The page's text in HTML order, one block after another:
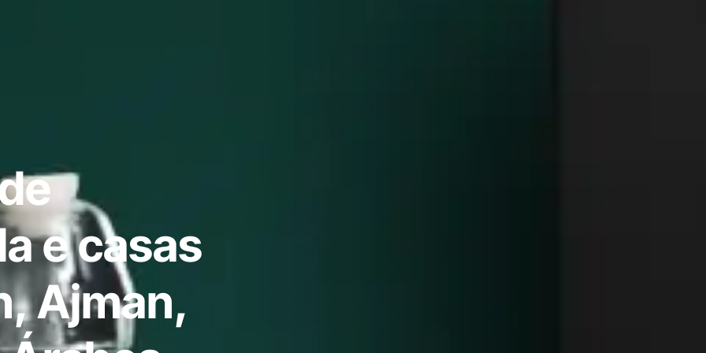
e casas
Ajman,